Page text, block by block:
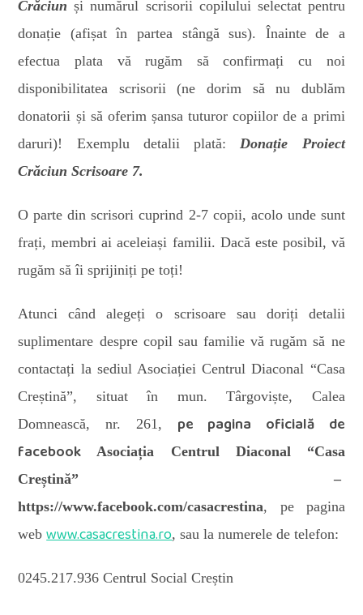
Crăciun și numărul scrisorii copilului selectat pentru
donație (afișat în partea stângă sus). Înainte de a
efectua plata vă rugăm să confirmați cu noi
disponibilitatea scrisorii (ne dorim să nu dublăm
donatorii și să oferim șansa tuturor copiilor de a primi
daruri)! Exemplu detalii plată: Donație
Proiect
Crăciun Scrisoare 7.
O parte din scrisori cuprind 2-7 copii, acolo unde sunt
frați, membri ai aceleiași familii. Dacă este posibil, vă
rugăm să îi sprijiniți pe toți!
Atunci când alegeți o scrisoare sau doriți detalii
suplimentare despre copil sau familie vă rugăm să ne
contactați la sediul Asociației Centrul Diaconal “Casa
Creștină”, situat în mun. Târgoviște, Calea
Domnească, nr. 261, pe pagina oficială de
facebook
Asociația Centrul Diaconal “Casa
Creștină” –
https://www.facebook.com/casacrestina, pe pagina
webwww.casacrestina.ro, sau la numerele de telefon:
0245.217.936 Centrul Social Creștin